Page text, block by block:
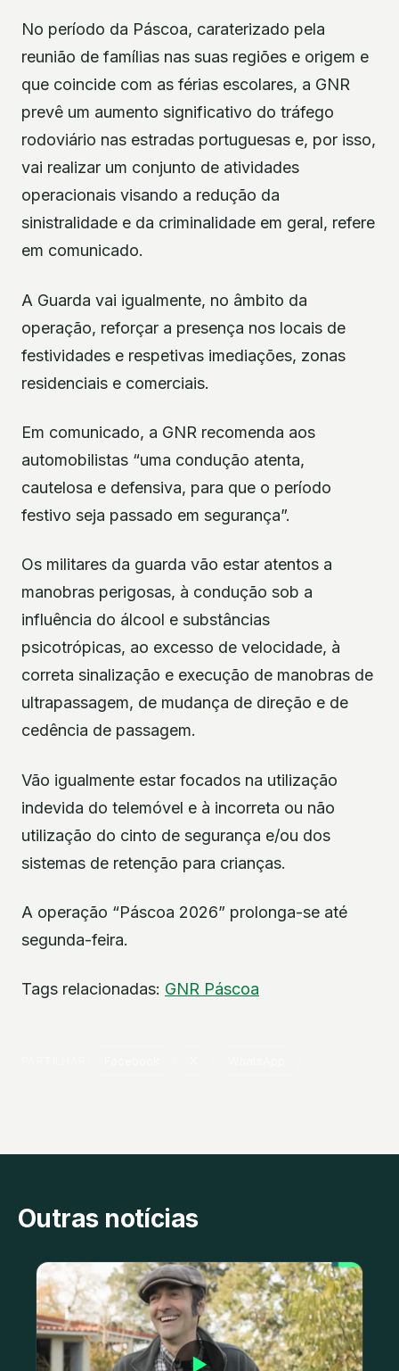
No período da Páscoa, caraterizado pela
reunião de famílias nas suas regiões e origem e
que coincide com as férias escolares, a GNR
prevê um aumento significativo do tráfego
rodoviário nas estradas portuguesas e, por isso,
vai realizar um conjunto de atividades
operacionais visando a redução da
sinistralidade e da criminalidade em geral, refere
em comunicado.
A Guarda vai igualmente, no âmbito da
operação, reforçar a presença nos locais de
festividades e respetivas imediações, zonas
residenciais e comerciais.
Em comunicado, a GNR recomenda aos
automobilistas “uma condução atenta,
cautelosa e defensiva, para que o período
festivo seja passado em segurança”.
Os militares da guarda vão estar atentos a
manobras perigosas, à condução sob a
influência do álcool e substâncias
psicotrópicas, ao excesso de velocidade, à
correta sinalização e execução de manobras de
ultrapassagem, de mudança de direção e de
cedência de passagem.
Vão igualmente estar focados na utilização
indevida do telemóvel e à incorreta ou não
utilização do cinto de segurança e/ou dos
sistemas de retenção para crianças.
A operação “Páscoa 2026” prolonga-se até
segunda-feira.
Tags relacionadas: GNR Páscoa
Outras notícias
▶